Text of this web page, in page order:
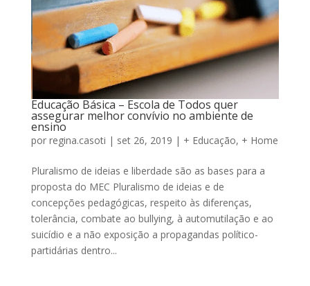
Educação Básica – Escola de Todos quer
assegurar melhor convívio no ambiente de
ensino
por regina.casoti | set 26, 2019 | + Educação, + Home
Pluralismo de ideias e liberdade são as bases para a
proposta do MEC Pluralismo de ideias e de
concepções pedagógicas, respeito às diferenças,
tolerância, combate ao bullying, à automutilação e ao
suicídio e a não exposição a propagandas político-
partidárias dentro...